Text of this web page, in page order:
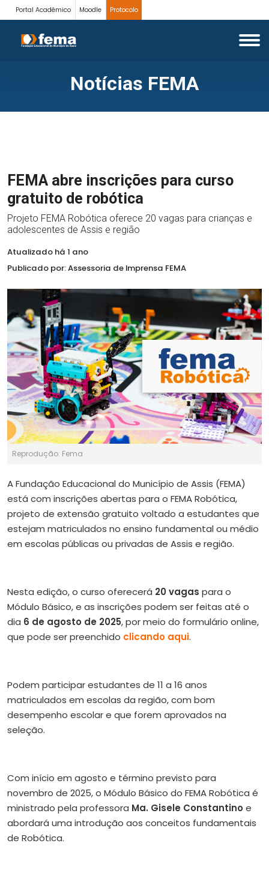
Portal Acadêmico Moodle Protocolo
Notícias FEMA
FEMA abre inscrições para curso
gratuito de robótica
Projeto FEMA Robótica oferece 20 vagas para crianças e
adolescentes de Assis e região
Atualizado há 1 ano
Publicado por: Assessoria de Imprensa FEMA
Reprodução: Fema
A Fundação Educacional do Município de Assis (FEMA)
está com inscrições abertas para o FEMA Robótica,
projeto de extensão gratuito voltado a estudantes que
estejam matriculados no ensino fundamental ou médio
em escolas públicas ou privadas de Assis e região.
Nesta edição, o curso oferecerá 20 vagas para o
Módulo Básico, e as inscrições podem ser feitas até o
dia 6 de agosto de 2025, por meio do formulário online,
que pode ser preenchido clicando aqui.
Podem participar estudantes de 11 a 16 anos
matriculados em escolas da região, com bom
desempenho escolar e que forem aprovados na
seleção.
Com início em agosto e término previsto para
novembro de 2025, o Módulo Básico do FEMA Robótica é
ministrado pela professora Ma. Gisele Constantino e
abordará uma introdução aos conceitos fundamentais
de Robótica.